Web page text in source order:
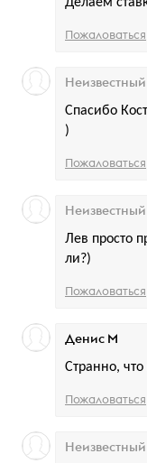
Пожаловаться
Спасибо
)
Неизвестный
Пожаловаться
Лев просто
ли?)
Неизвестный
Пожаловаться
Странно, что
Денис М
Пожаловаться
Неизвестный